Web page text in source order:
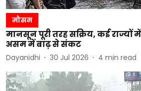
मौसम
मानसून पूरी तरह सक्रिय, कई राज्यों
असम में बाढ़ से संकट
Dayanidhi 30 Jul 2026 4 min read